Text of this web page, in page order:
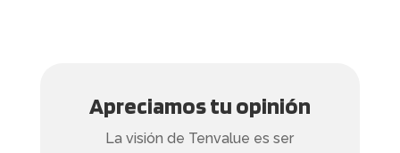
Apreciamos tu opinión
La visión de Tenvalue es ser